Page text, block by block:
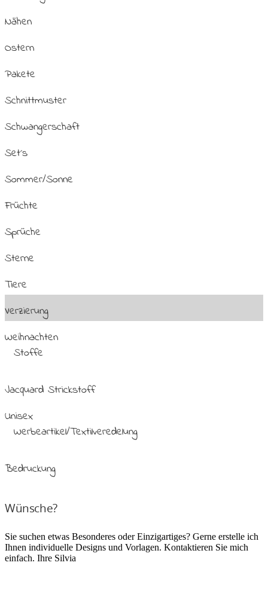
Nähen
Ostern
Pakete
Schnittmuster
Schwangerschaft
Set´s
Sommer/Sonne
Früchte
Sprüche
Sterne
Tiere
Verzierung
Weihnachten
Stoffe
Jacquard Strickstoff
Unisex
Werbeartikel/Textilveredelung
Bedruckung
Wünsche?
Sie suchen etwas Besonderes oder Einzigartiges? Gerne erstelle ich
Ihnen individuelle Designs und Vorlagen. Kontaktieren Sie mich
einfach. Ihre Silvia